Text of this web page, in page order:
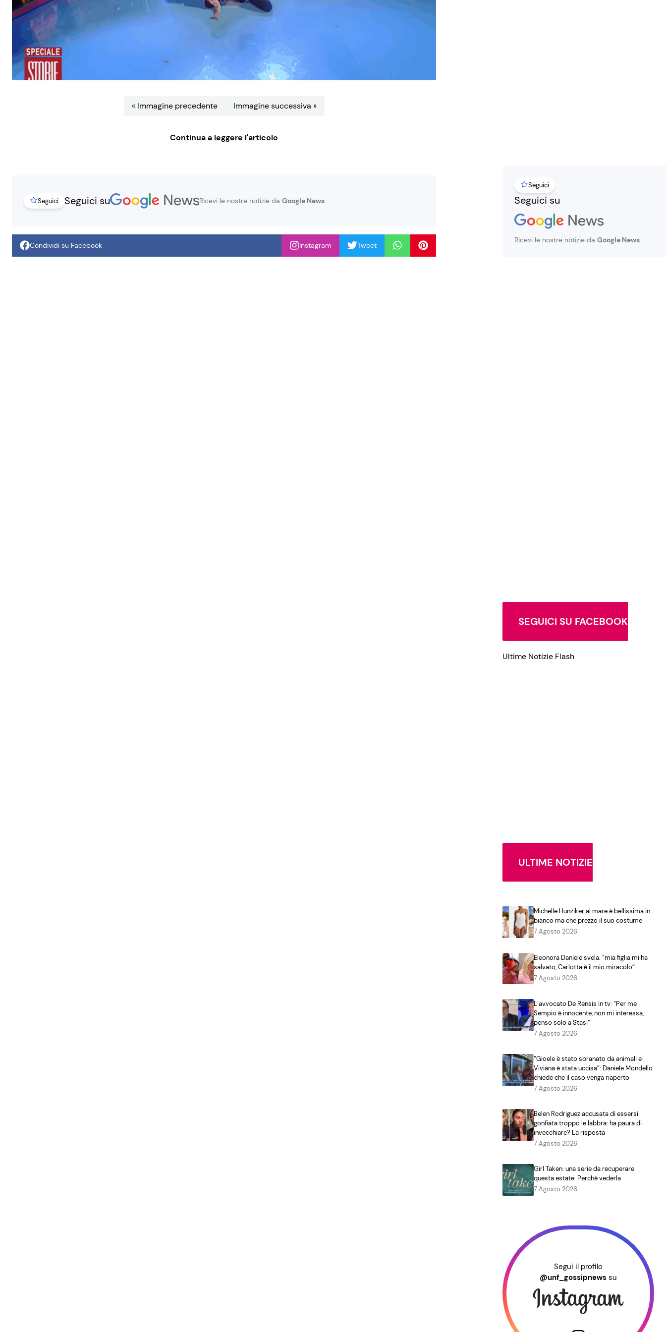
« Immagine precedente Immagine successiva »
Continua a leggere l'articolo
Seguici Seguici su Ricevi le nostre notizie da Google News
Condividi su Facebook Instagram Tweet
Seguici
Seguici su
Ricevi le nostre notizie da Google News
SEGUICI SU FACEBOOK
Ultime Notizie Flash
ULTIME NOTIZIE
Michelle Hunziker al mare è bellissima in
bianco ma che prezzo il suo costume
7 Agosto 2026
Eleonora Daniele svela: “mia figlia mi ha
salvato, Carlotta è il mio miracolo”
7 Agosto 2026
L’avvocato De Rensis in tv: “Per me
Sempio è innocente, non mi interessa,
penso solo a Stasi”
7 Agosto 2026
“Gioele è stato sbranato da animali e
Viviana è stata uccisa”: Daniele Mondello
chiede che il caso venga riaperto
7 Agosto 2026
Belen Rodriguez accusata di essersi
gonfiata troppo le labbra: ha paura di
invecchiare? La risposta
7 Agosto 2026
Girl Taken: una serie da recuperare
questa estate. Perchè vederla
7 Agosto 2026
Segui il profilo
@unf_gossipnews su